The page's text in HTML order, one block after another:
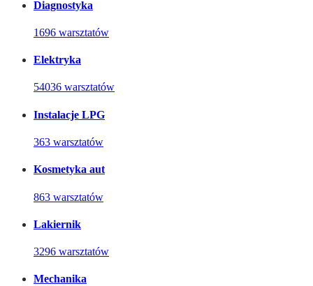
Diagnostyka
1696 warsztatów
Elektryka
54036 warsztatów
Instalacje LPG
363 warsztatów
Kosmetyka aut
863 warsztatów
Lakiernik
3296 warsztatów
Mechanika